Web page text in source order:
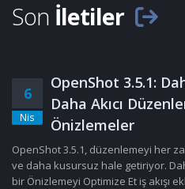
Son İletiler
6
Nis
OpenShot 3.5.1:
Daha Akıcı
Önizlemeler
OpenShot 3.5.1, düzenlemeyi her
ve daha kusursuz hale getiriyor.
bir Önizlemeyi Optimize Et iş akışı